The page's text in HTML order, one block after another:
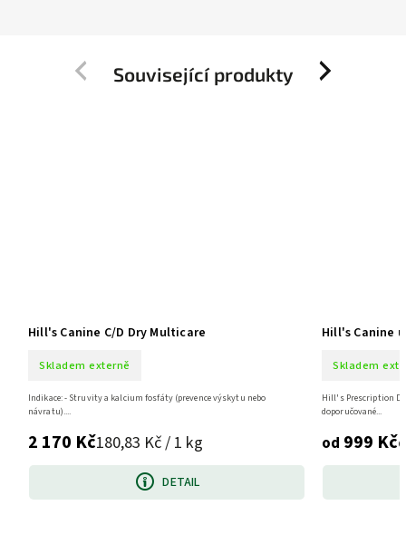
Související produkty
Previous
Hill's Canine C/D Dry Multicare
Skladem externě
2 170 Kč180,83 Kč / 1 kg
DETAIL
Indikace: - Struvity a kalcium fosfáty (prevence výskytu nebo
návratu)....
Hill's Canine
Skladem
od 999 Kč
Hill's Prescription
doporučované...
Next